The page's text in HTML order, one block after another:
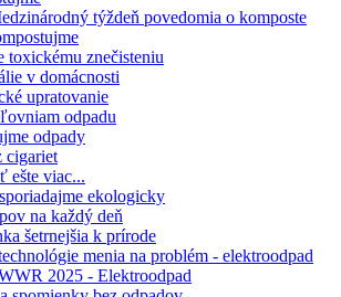
týždeň povedomia o komposte
toxickému znečisteniu
v domácnosti
upratovanie
odpadu
odpady
cigariet
ešte viac...
ekologicky
na každý deň
šetrnejšia k prírode
menia na problém - elektroodpad
2025 - Elektroodpad